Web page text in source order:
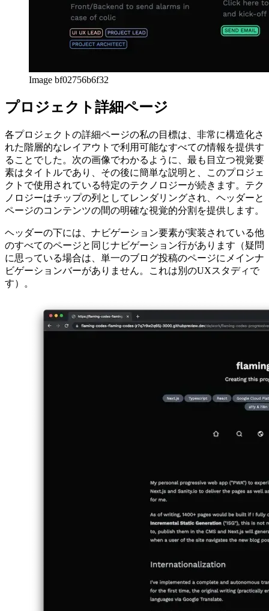
Image bf02756b6f32
プロジェクト詳細ページ
各プロジェクトの詳細ページの私の目標は、非常に構造化さ
れた階層的なレイアウトで利用可能なすべての情報を提供す
ることでした。次の画像でわかるように、最も目立つ視覚要
素はタイトルであり、その後に簡単な説明と、このプロジェ
クトで使用されている特定のテクノロジーが続きます。テク
ノロジーはチップの列としてレンダリングされ、ヘッダーと
ページのコンテンツの間の明確な視覚的分割を提供します。
ヘッダーの下には、ナビゲーション要素が実装されている他
に思っている場合は、単一のブログ投稿のページにメインナ
ビゲーションバーがありません。これは別のUXスタディで